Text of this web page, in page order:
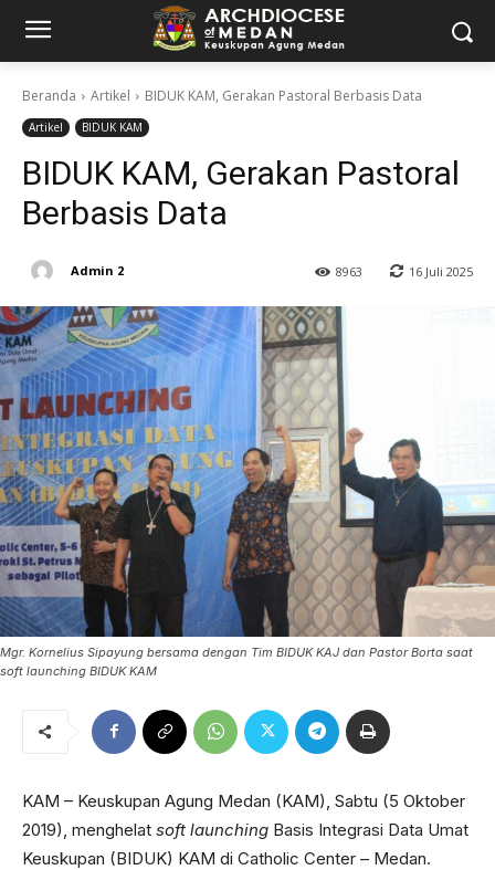
Beranda Artikel BIDUK KAM, Gerakan Pastoral Berbasis Data
Artikel BIDUK KAM
BIDUK KAM, Gerakan Pastoral
Berbasis Data
16 Juli 2025
8963
Admin 2
Mgr. Kornelius Sipayung bersama dengan Tim BIDUK KAJ dan Pastor Borta saat
soft launching BIDUK KAM
KAM – Keuskupan Agung Medan (KAM), Sabtu (5 Oktober
2019), menghelat soft launching Basis Integrasi Data Umat
Keuskupan (BIDUK) KAM di Catholic Center – Medan.